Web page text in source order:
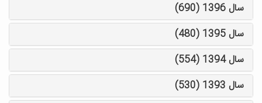
سال 1396 (690)
سال 1395 (480)
سال 1394 (554)
سال 1393 (530)